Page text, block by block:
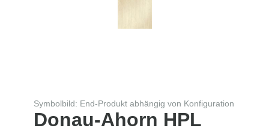
Symbolbild: End-Produkt abhängig von Konfiguration
Donau-Ahorn HPL